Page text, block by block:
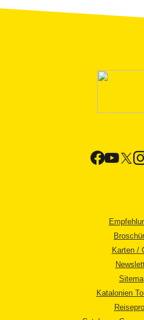
Karten /
Katalonien